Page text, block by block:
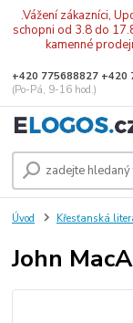
.Vážení zákazníci,
schopni od 3.8 do
kamenné
+420 775688827 +420
(Po-Pá, 9-16 hod.)
Úvod Křesťanská
John